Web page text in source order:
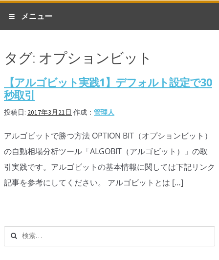
ナ
ビ
ゲ
シ
ョ
ン
へ
ス
キ
プ
コ
ン
テ
ツ
へ
ス
キ
ッ
プ
メニュー
業者一覧
ハイローオーストラリア
オプションビット
基本ルール・取引のしかた
トレンドを見極める
逆張りと相場変動のしくみ
シグナルはダマシに注意
タグ: オプションビット
【アルゴビット実践1】デフォルト設定で30
秒取引
投稿日: 2017年3月21日 作成： 管理人
アルゴビットで勝つ方法 OPTION BIT（オプションビット）
の自動相場分析ツール「ALGOBIT（アルゴビット）」の取
引実践です。アルゴビットの基本情報に関しては下記リンク
記事を参考にしてください。 アルゴビットとは […]